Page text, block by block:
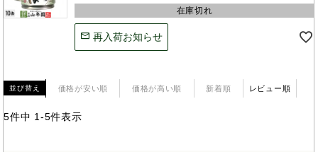
在庫切れ
再入荷お知らせ
並び替え 価格が安い順 価格が高い順 新着順 レビュー順
5件中 1 -5件表示